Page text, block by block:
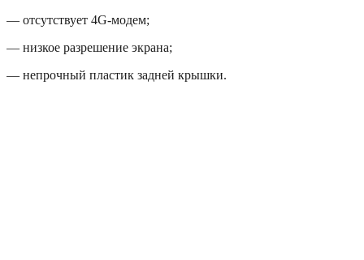
— отсутствует 4G-модем;
— низкое разрешение экрана;
— непрочный пластик задней крышки.